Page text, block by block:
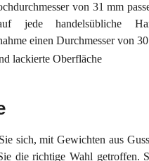
von 31 mm
jede handelsübliche
einen Durchmesser von
sich, mit Gewichten aus
die richtige Wahl getroffen.